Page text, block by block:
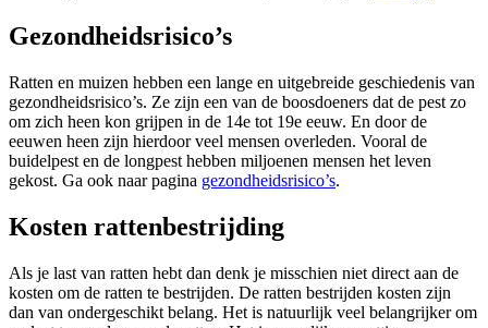
Gezondheidsrisico’s
Ratten en muizen hebben een lange en uitgebreide geschiedenis van
gezondheidsrisico’s. Ze zijn een van de boosdoeners dat de pest zo
om zich heen kon grijpen in de 14e tot 19e eeuw. En door de
eeuwen heen zijn hierdoor veel mensen overleden. Vooral de
buidelpest en de longpest hebben miljoenen mensen het leven
gekost. Ga ook naar pagina gezondheidsrisico’s.
Kosten rattenbestrijding
Als je last van ratten hebt dan denk je misschien niet direct aan de
kosten om de ratten te bestrijden. De ratten bestrijden kosten zijn
dan van ondergeschikt belang. Het is natuurlijk veel belangrijker om